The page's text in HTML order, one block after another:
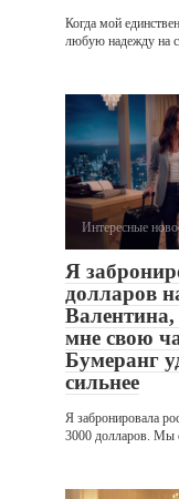
Когда мой
любую надежду на
Интересные
Я
долларов
мне свою
Бумеранг
сильнее
Я забронировала
3000 долларов. Мы